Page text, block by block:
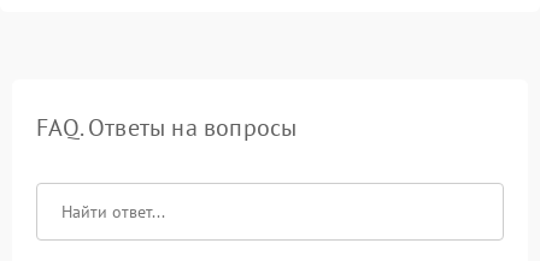
FAQ. Ответы на вопросы